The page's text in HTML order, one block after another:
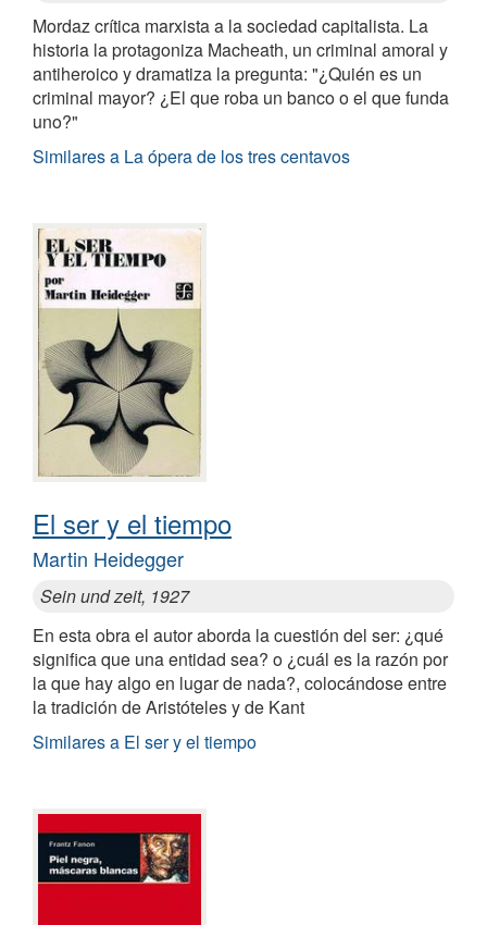
Mordaz crítica marxista a la sociedad capitalista. La
historia la protagoniza Macheath, un criminal amoral y
antiheroico y dramatiza la pregunta: "¿Quién es un
criminal mayor? ¿El que roba un banco o el que funda
uno?"
Similares a La ópera de los tres centavos
El ser y el tiempo
Martin Heidegger
Sein und zeit, 1927
En esta obra el autor aborda la cuestión del ser: ¿qué
significa que una entidad sea? o ¿cuál es la razón por
la que hay algo en lugar de nada?, colocándose entre
la tradición de Aristóteles y de Kant
Similares a El ser y el tiempo